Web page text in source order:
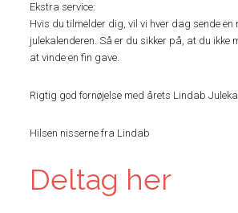
Ekstra service:
Hvis du tilmelder dig, vil vi hver dag sende en
julekalenderen. Så er du sikker på, at du ikke
at vinde en fin gave.
Rigtig god fornøjelse med årets Lindab
Hilsen nisserne fra Lindab
Deltag her